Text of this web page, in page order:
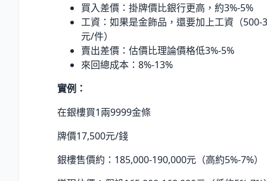
買入差價：掛牌價比銀行更高，約3%-5%
工資：如果是金飾品，還要加上工資（500-
元/件）
賣出差價：估價比理論價格低3%-5%
來回總成本：8%-13%
實例：
在銀樓買1兩9999金條
牌價17,500元/錢
銀樓售價約：185,000-190,000元（高約5%-7%）